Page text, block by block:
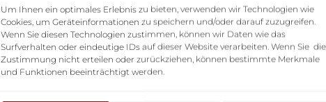
Um Ihnen ein optimales Erlebnis zu bieten, verwenden wir Technologien wie
Cookies, um Geräteinformationen zu speichern und/oder darauf zuzugreifen.
Wenn Sie diesen Technologien zustimmen, können wir Daten wie das
Surfverhalten oder eindeutige IDs auf dieser Website verarbeiten. Wenn Sie die
Zustimmung nicht erteilen oder zurückziehen, können bestimmte Merkmale
und Funktionen beeinträchtigt werden.
Wenn aus
am Kurs nicht
ärztliches Attest.
fällig bzw.